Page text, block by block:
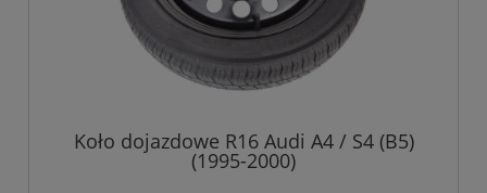
Koło dojazdowe R16 Audi A4 / S4 (B5)
(1995-2000)